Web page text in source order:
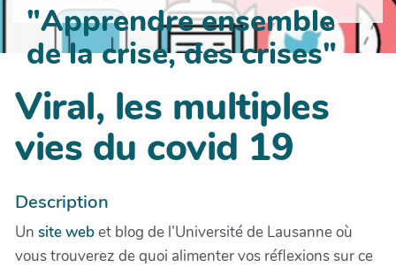
"Apprendre ensemble
de la crise, des crises"
Viral, les multiples
vies du covid 19
Description
Un site webet blog de l’Université de Lausanne où
vous trouverez de quoi alimenter vos réflexions sur ce